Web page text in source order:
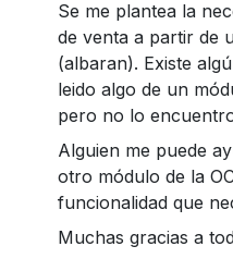
Se me plantea la
de venta a partir de
(albaran). Existe
leido algo de un
pero no lo
Alguien me puede
otro módulo de la
funcionalidad que
Muchas gracias a